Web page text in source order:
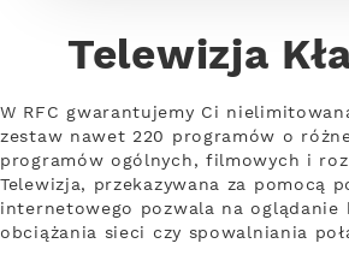
Telewizja
W RFC gwarantujemy Ci
zestaw nawet 220 programów o
programów ogólnych, filmowych i
Telewizja, przekazywana za pomocą
internetowego pozwala na oglądanie
obciążania sieci czy spowalniania